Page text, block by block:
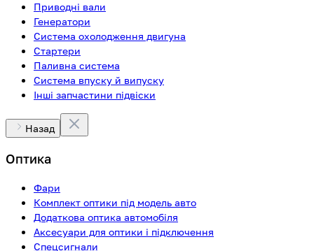
Приводні вали
Генератори
Система охолодження двигуна
Стартери
Паливна система
Система впуску й випуску
Інші запчастини підвіски
Назад
Оптика
Фари
Комплект оптики під модель авто
Додаткова оптика автомобіля
Аксесуари для оптики і підключення
Спецсигнали